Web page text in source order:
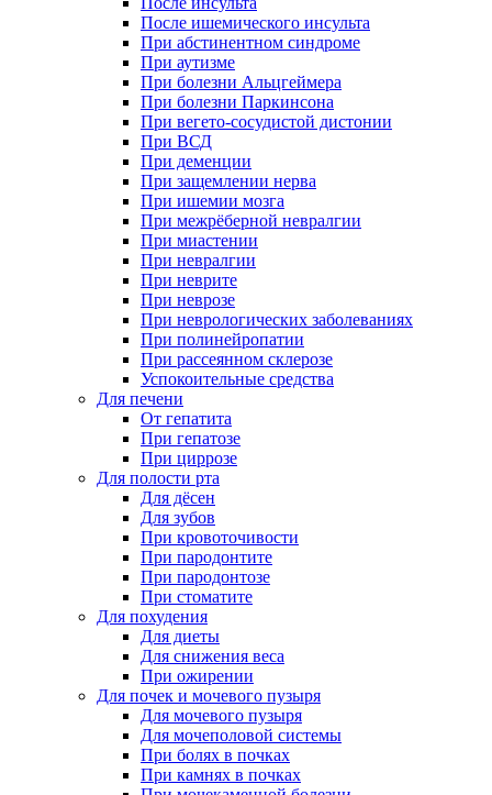
После ишемического инсульта
При абстинентном синдроме
При аутизме
При болезни Альцгеймера
При болезни Паркинсона
При вегето-сосудистой дистонии
При ВСД
При деменции
При защемлении нерва
При ишемии мозга
При межрёберной невралгии
При миастении
При невралгии
При неврите
При неврозе
При неврологических заболеваниях
При полинейропатии
При рассеянном склерозе
Успокоительные средства
Для печени
От гепатита
При гепатозе
При циррозе
Для полости рта
Для дёсен
Для зубов
При кровоточивости
При пародонтите
При пародонтозе
При стоматите
Для похудения
Для диеты
Для снижения веса
При ожирении
Для почек и мочевого пузыря
Для мочевого пузыря
Для мочеполовой системы
При болях в почках
При камнях в почках